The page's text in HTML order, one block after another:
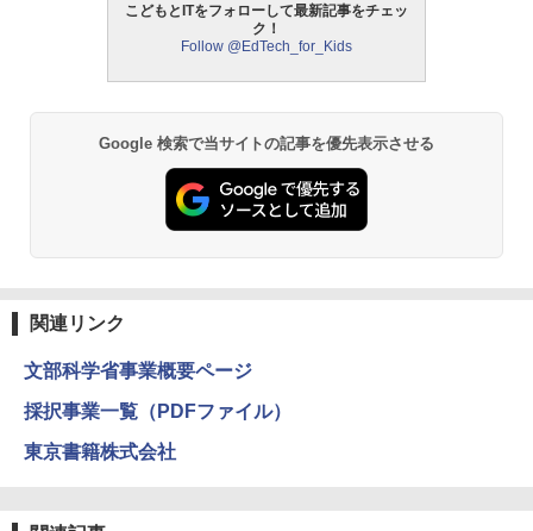
パイロット スイスイおえかき for Study
育
￥2,073
版(KUMON PUBLISHING) くもんの日本
￥4,046
4
中学英語をもう一度ひとつひとつわかり
やすく。改訂版
仮面ライダー 改造人間 限定ケース版
4
つかめ！理科ダマン 12 最強ロボット決
￥1,980
物理実験モデル楽器電磁気教材を教える
Galtonplatteの物理的な機器
クリエイティブトイビルド、シンプルな
こどもとITをフォローして最新記事をチェッ
ク！
Follow @EdTech_for_Kids
Google 検索で当サイトの記事を優先表示させる
関連リンク
文部科学省事業概要ページ
採択事業一覧（PDFファイル）
東京書籍株式会社